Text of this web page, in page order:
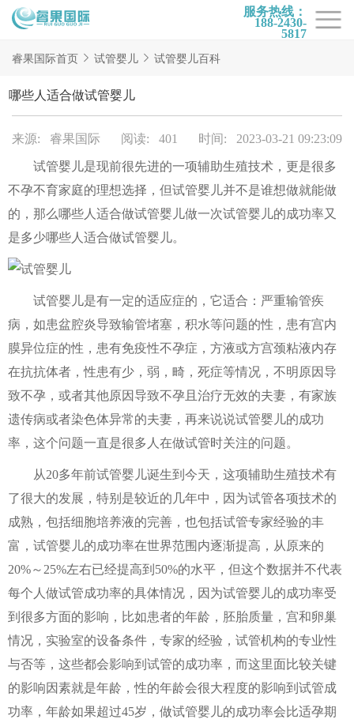
服务热线：
188-2430-
5817
首页
试管项目
试管百科
试管医院
睿果国际
睿果国际首页 试管婴儿 试管婴儿百科
哪些人适合做试管婴儿
来源: 睿果国际 阅读: 401 时间: 2023-03-21 09:23:09
试管婴儿是现前很先进的一项辅助生殖技术，更是很多
不孕不育家庭的理想选择，但试管婴儿并不是谁想做就能做
的，那么哪些人适合做试管婴儿做一次试管婴儿的成功率又
是多少哪些人适合做试管婴儿。
试管婴儿是有一定的适应症的，它适合：严重输管疾
病，如患盆腔炎导致输管堵塞，积水等问题的性，患有宫内
膜异位症的性，患有免疫性不孕症，方液或方宫颈粘液内存
在抗抗体者，性患有少，弱，畸，死症等情况，不明原因导
致不孕，或者其他原因导致不孕且治疗无效的夫妻，有家族
遗传病或者染色体异常的夫妻，再来说说试管婴儿的成功
率，这个问题一直是很多人在做试管时关注的问题。
从20多年前试管婴儿诞生到今天，这项辅助生殖技术有
了很大的发展，特别是较近的几年中，因为试管各项技术的
成熟，包括细胞培养液的完善，也包括试管专家经验的丰
富，试管婴儿的成功率在世界范围内逐渐提高，从原来的
20%～25%左右已经提高到50%的水平，但这个数据并不代表
每个人做试管成功率的具体情况，因为试管婴儿的成功率受
到很多方面的影响，比如患者的年龄，胚胎质量，宫和卵巢
情况，实验室的设备条件，专家的经验，试管机构的专业性
与否等，这些都会影响到试管的成功率，而这里面比较关键
的影响因素就是年龄，性的年龄会很大程度的影响到试管成
功率，年龄如果超过45岁，做试管婴儿的成功率会比适孕期